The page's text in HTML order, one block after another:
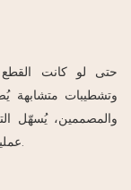
حتى لو كانت
وتشطيبات متشابهة
والمصممين، يُسهّل